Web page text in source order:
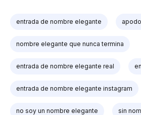
entrada de nombre elegante
nombre elegante que nunca termina
entrada de nombre elegante real
entrada de nombre elegante instagram
no soy un nombre elegante sin